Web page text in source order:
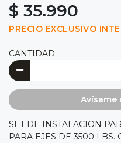
$ 35.990
PRECIO EXCLUSIVO
CANTIDAD
Avísame
SET DE INSTALACION
PARA EJES DE 3500 LBS.